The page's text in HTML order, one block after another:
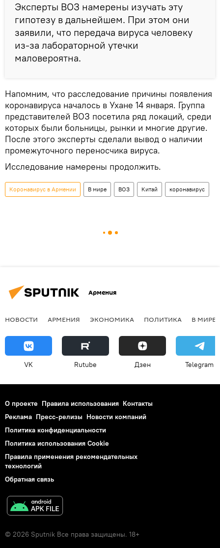
Эксперты ВОЗ намерены изучать эту
гипотезу в дальнейшем. При этом они
заявили, что передача вируса человеку
из-за лабораторной утечки
маловероятна.
Напомним, что расследование причины появления
коронавируса началось в Ухане 14 января. Группа
представителей ВОЗ посетила ряд локаций, среди
которых были больницы, рынки и многие другие.
После этого эксперты сделали вывод о наличии
промежуточного переносчика вируса.
Исследование намерены продолжить.
Коронавирус в Армении В мире ВОЗ Китай коронавирус
Армения
НОВОСТИ АРМЕНИЯ ЭКОНОМИКА ПОЛИТИКА В МИРЕ
VK Rutube Дзен Telegram
О проекте Правила использования Контакты
Реклама Пресс-релизы Новости компаний
Политика конфиденциальности
Политика использования Cookie
Правила применения рекомендательных
технологий
Обратная связь
© 2026 Sputnik Все права защищены. 18+